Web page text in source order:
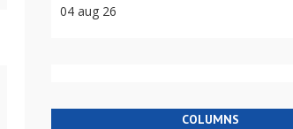
04 aug 26
COLUMNS